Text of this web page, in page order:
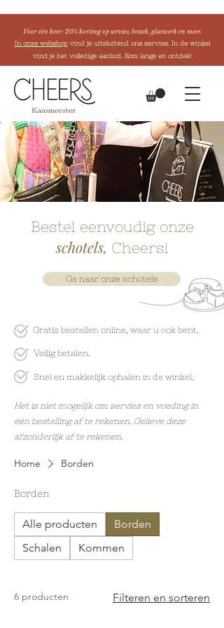
Voor één keer: 20% korting op servies, bestek, glaswerk en meer.
In onze webshopvind je uitsluitend ons servies. In de winkel
vind je het volledige aanbod. Kom langs en ontdek!
Bestel eenvoudig onze
schotels, Cheers!
Ga naar onze schotels
Gratis bestellen online , waar u ook bent.
Veilig betalen.
Snel en makkelijk ophalen in de winkel.
Het is niet mogelijk om servies en voeding in
één bestelling af te rekenen. Gelieve deze
afzonderlijk af te rekenen.
Home Borden
Borden
Alle producten
Borden
Schalen
Kommen
6 producten Filteren en sorteren